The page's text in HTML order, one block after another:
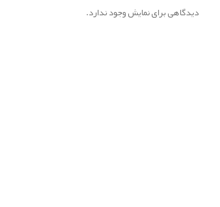
دیدگاهی برای نمایش وجود ندارد.